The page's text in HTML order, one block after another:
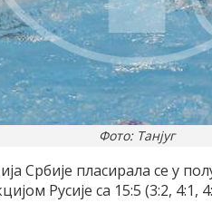
Фото: Танјуг
Србиjе пласирала се у
Русиjе са 15:5 (3:2, 4:1,